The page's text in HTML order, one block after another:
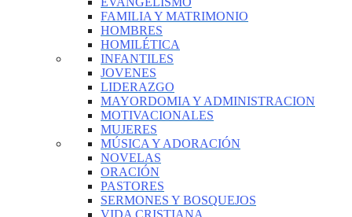
FAMILIA Y MATRIMONIO
HOMBRES
HOMILÉTICA
INFANTILES
JOVENES
LIDERAZGO
MAYORDOMIA Y ADMINISTRACION
MOTIVACIONALES
MUJERES
MÚSICA Y ADORACIÓN
NOVELAS
ORACIÓN
PASTORES
SERMONES Y BOSQUEJOS
VIDA CRISTIANA